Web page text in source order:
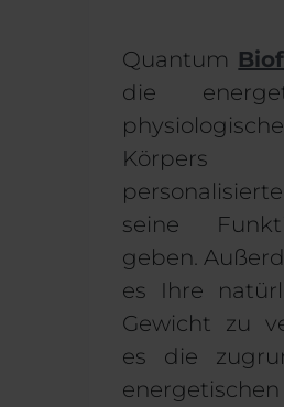
Quantum
die
seine
geben.
es Ihre
Gewicht zu
es die